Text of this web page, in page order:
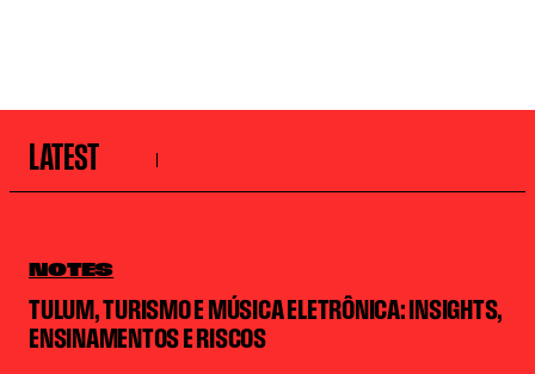
LATEST
NOTES
TULUM, TURISMO E MÚSICA ELETRÔNICA: INSIGHTS,
ENSINAMENTOS E RISCOS